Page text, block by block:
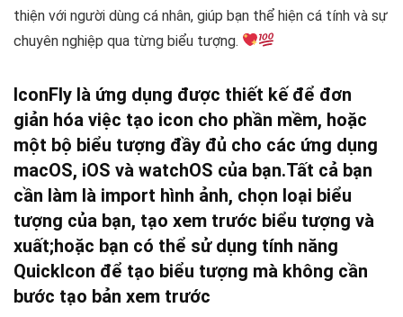
thiện với người dùng cá nhân, giúp bạn thể hiện cá tính và sự
chuyên nghiệp qua từng biểu tượng.
IconFly là ứng dụng được thiết kế để đơn
giản hóa việc tạo icon cho phần mềm, hoặc
một bộ biểu tượng đầy đủ cho các ứng dụng
macOS, iOS và watchOS của bạn.Tất cả bạn
cần làm là import hình ảnh, chọn loại biểu
tượng của bạn, tạo xem trước biểu tượng và
xuất;hoặc bạn có thể sử dụng tính năng
QuickIcon để tạo biểu tượng mà không cần
bước tạo bản xem trước